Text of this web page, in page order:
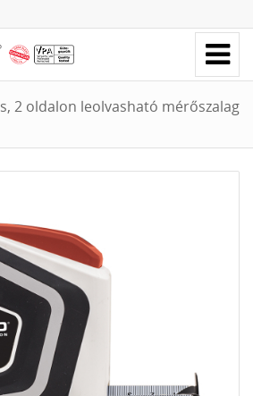
2 oldalon leolvasható mérőszalag